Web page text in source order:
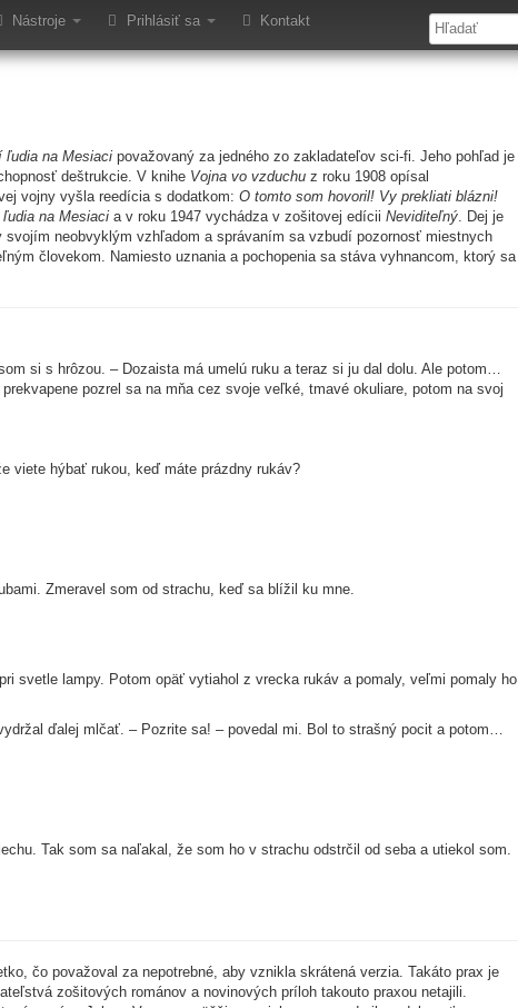
Nástroje Prihlásiť sa Kontakt
v slovenčine
ľudia na Mesiaci považovaný za jedného zo zakladateľov sci-fi. Jeho pohľad je
deštrukcie. V knihe Vojna vo vzduchu z roku 1908 opísal
vojny vyšla reedícia s dodatkom: O tomto som hovoril! Vy prekliati blázni!
na Mesiaci a v roku 1947 vychádza v zošitovej edícii Neviditeľný. Dej je
neobvyklým vzhľadom a správaním sa vzbudí pozornosť miestnych
človekom. Namiesto uznania a pochopenia sa stáva vyhnancom, ktorý sa
si s hrôzou. – Dozaista má umelú ruku a teraz si ju dal dolu. Ale potom…
pozrel sa na mňa cez svoje veľké, tmavé okuliare, potom na svoj
viete hýbať rukou, keď máte prázdny rukáv?
Zmeravel som od strachu, keď sa blížil ku mne.
svetle lampy. Potom opäť vytiahol z vrecka rukáv a pomaly, veľmi pomaly ho
ďalej mlčať. – Pozrite sa! – povedal mi. Bol to strašný pocit a potom…
Tak som sa naľakal, že som ho v strachu odstrčil od seba a utiekol som.
čo považoval za nepotrebné, aby vznikla skrátená verzia. Takáto prax je
zošitových románov a novinových príloh takouto praxou netajili.